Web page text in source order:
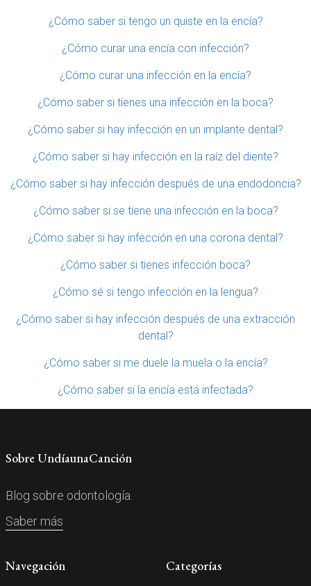
¿Cómo saber si tengo un quiste en la encía?
¿Cómo curar una encía con infección?
¿Cómo curar una infección en la encía?
¿Cómo saber si tienes una infección en la boca?
¿Cómo saber si hay infección en un implante dental?
¿Cómo saber si hay infección en la raíz del diente?
¿Cómo saber si hay infección después de una endodoncia?
¿Cómo saber si se tiene una infección en la boca?
¿Cómo saber si hay infección en una corona dental?
¿Cómo saber si tienes infección boca?
¿Cómo sé si tengo infección en la lengua?
¿Cómo saber si hay infección después de una extracción
dental?
¿Cómo saber si me duele la muela o la encía?
¿Cómo saber si la encía está infectada?
Sobre UndíaunaCanción
Blog sobre odontología.
Saber más
Navegación Categorías